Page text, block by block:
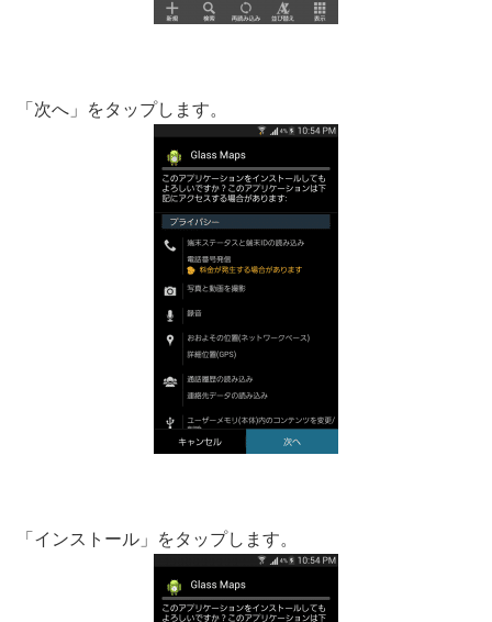
「次へ」をタップします。
「インストール」をタップします。